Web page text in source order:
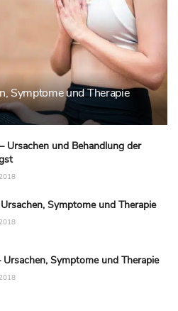
Symptome und Therapie
Ursachen und Behandlung der
Symptome und Therapie
Symptome und Therapie